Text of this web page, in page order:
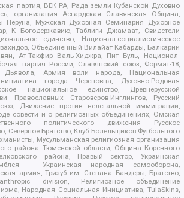
партия, ВЕК РА, Рада земли Кубанской Духовно
организация Асгардская Славянская Община,
Мужская Духовная Семинария Духовное
К Богодержавию, Таблиги Джамаат, Свидетели
единство, Национал-социалистическое
Объединенный Вилайат Кабарды, Балкарии
Ат-Такфир Валь-Хиджра, Пит Буль, Национал-
партия России, Славянский союз, Формат-18,
Дьявола, Армия воли народа, Национальная
города Череповца, Духовно-Родовая
национальное единство, Древнерусской
Православных Староверов-Инглингов, Русский
Движение против нелегальной иммиграции,
совести и о религиозных объединениях, Омская
политического движения Русское
Северное Братство, Клуб Болельщиков Футбольного
Мусульманская религиозная организация
района Тюменской области, Община Коренного
района, Правый сектор, Украинская
– Украинская народная самооборона,
армия, Тризуб им. Степана Бандеры, Братство,
division, Религиозное объединение
Народная Социальная Инициатива, TulaSkins,